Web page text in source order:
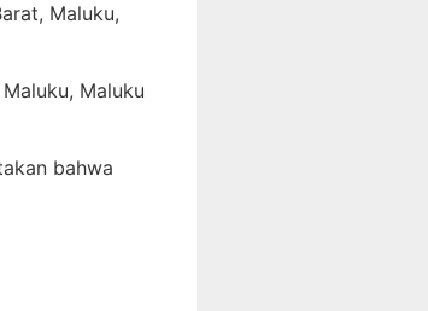
Maluku,
Maluku
bahwa